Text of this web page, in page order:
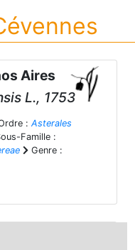
Aires
L., 1753
: Asterales
Famille :
Genre :